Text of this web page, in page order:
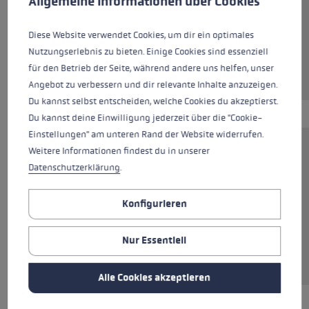
Es ist steil, der Untergrund hart und du
brauchst jetzt die volle Unterstützung deines
Tourenstocks. Die bekommst du mit dem
Contour-Teller. Das spezielle Desgin lässt die
Stockspitze wie einen Eispickel greifen. Damit
gehört das Aushebeln der Stockspitze der
Vergangenheit an.
Diese Website verwendet Cookies, um dir ein optimales
Nutzungserlebnis zu bieten. Einige Cookies sind essenziell
für den Betrieb der Seite, während andere uns helfen, unser
Angebot zu verbessern und dir relevante Inhalte anzuzeigen.
Du kannst selbst entscheiden, welche Cookies du akzeptierst.
Du kannst deine Einwilligung jederzeit über die "Cookie-
Einstellungen" am unteren Rand der Website widerrufen.
Weitere Informationen findest du in unserer
Datenschutzerklärung.
Konfigurieren
Nur Essentiell
Alle Cookies akzeptieren